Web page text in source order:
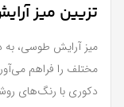
تزیین میز
میز آرایش طوسی، به
مختلف را فراهم
دکوری با رنگ‌های